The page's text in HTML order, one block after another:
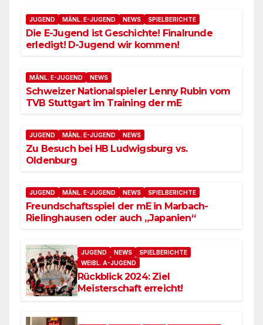
JUGEND MÄNL. E-JUGEND NEWS SPIELBERICHTE
Die E-Jugend ist Geschichte! Finalrunde
erledigt! D-Jugend wir kommen!
MÄNL. E-JUGEND NEWS
Schweizer Nationalspieler Lenny Rubin vom
TVB Stuttgart im Training der mE
JUGEND MÄNL. E-JUGEND NEWS
Zu Besuch bei HB Ludwigsburg vs.
Oldenburg
JUGEND MÄNL. E-JUGEND NEWS SPIELBERICHTE
Freundschaftsspiel der mE in Marbach-
Rielinghausen oder auch „Japanien“
JUGEND NEWS
SPIELBERICHTE
WEIBL. A-JUGEND
Rückblick 2024: Ziel
Meisterschaft erreicht!